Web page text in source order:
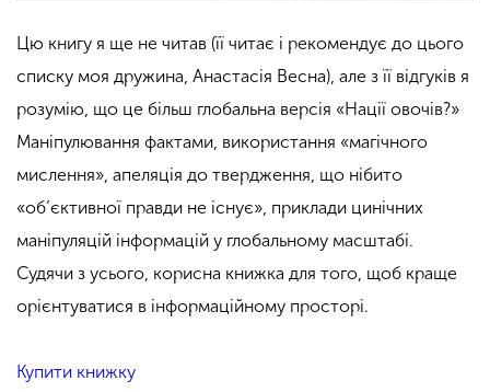
Цю книгу я ще не читав (її читає і рекомендує до цього
списку моя дружина, Анастасія Весна), але з її відгуків я
розумію, що це більш глобальна версія «Нації овочів?»
Маніпулювання фактами, використання «магічного
мислення», апеляція до твердження, що нібито
«об’єктивної правди не існує», приклади цинічних
маніпуляцій інформацій у глобальному масштабі.
Судячи з усього, корисна книжка для того, щоб краще
орієнтуватися в інформаційному просторі.
Купити книжку